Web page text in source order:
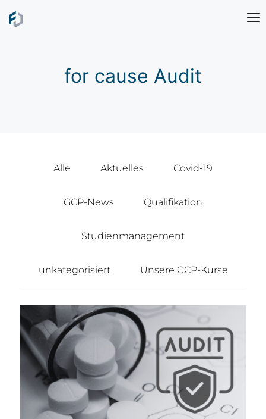
for cause Audit
Alle Aktuelles Covid-19
GCP-News Qualifikation
Studienmanagement
unkategorisiert Unsere GCP-Kurse